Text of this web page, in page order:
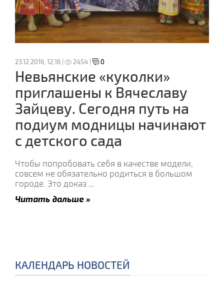
23.12.2016, 12:16 | 2454 | 0
Невьянские «куколки»
приглашены к Вячеславу
Зайцеву. Сегодня путь на
подиум модницы начинают
с детского сада
Чтобы попробовать себя в качестве модели,
совсем не обязательно родиться в большом
городе. Это доказ ...
Читать дальше »
КАЛЕНДАРЬ НОВОСТЕЙ